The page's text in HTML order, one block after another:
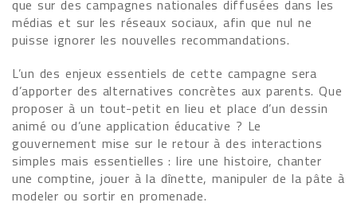
que sur des campagnes nationales diffusées dans les
médias et sur les réseaux sociaux, afin que nul ne
puisse ignorer les nouvelles recommandations.
L’un des enjeux essentiels de cette campagne sera
d’apporter des alternatives concrètes aux parents. Que
proposer à un tout-petit en lieu et place d’un dessin
animé ou d’une application éducative ? Le
gouvernement mise sur le retour à des interactions
simples mais essentielles : lire une histoire, chanter
une comptine, jouer à la dînette, manipuler de la pâte à
modeler ou sortir en promenade.